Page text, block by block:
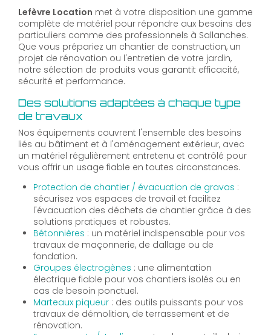
Lefèvre Location met à votre disposition une gamme
complète de matériel pour répondre aux besoins des
particuliers comme des professionnels à Sallanches.
Que vous prépariez un chantier de construction, un
projet de rénovation ou l'entretien de votre jardin,
notre sélection de produits vous garantit efficacité,
sécurité et performance.
Des solutions adaptées à chaque type
de travaux
Nos équipements couvrent l'ensemble des besoins
liés au bâtiment et à l'aménagement extérieur, avec
un matériel régulièrement entretenu et contrôlé pour
vous offrir un usage fiable en toutes circonstances.
Protection de chantier / évacuation de gravas :
sécurisez vos espaces de travail et facilitez
l'évacuation des déchets de chantier grâce à des
solutions pratiques et robustes.
Bétonnières : un matériel indispensable pour vos
travaux de maçonnerie, de dallage ou de
fondation.
Groupes électrogènes : une alimentation
électrique fiable pour vos chantiers isolés ou en
cas de besoin ponctuel.
Marteaux piqueur : des outils puissants pour vos
travaux de démolition, de terrassement et de
rénovation.